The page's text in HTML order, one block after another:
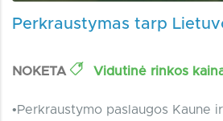
Perkraustymas tarp
NOKETA Vidutinė rinkos
•Perkraustymo paslaugos Kaune